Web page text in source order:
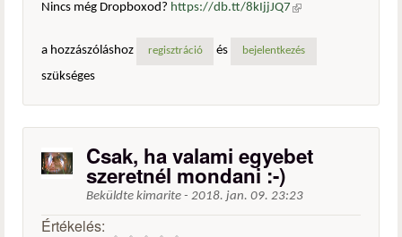
Nincs még Dropboxod? https://db.tt/8kIjjJQ7 (külső
a hozzászóláshoz
regisztráció és bejelentkezés
szükséges
Csak, ha valami egyebet
szeretnél mondani :-)
Beküldte kimarite - 2018. jan. 09. 23:23
Értékelés: